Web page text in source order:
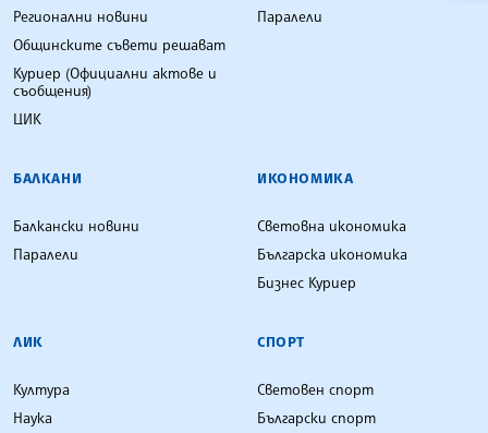
Регионални новини
Общинските съвети решават
Куриер (Официални актове и
съобщения)
ЦИК
Паралели
БАЛКАНИ
Балкански новини
Паралели
ИКОНОМИКА
Световна икономика
Българска икономика
Бизнес Куриер
ЛИК
Култура
Наука
СПОРТ
Световен спорт
Български спорт